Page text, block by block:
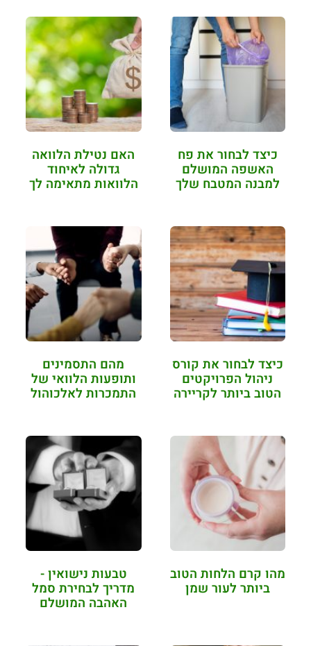
כיצד לבחור את פח
האשפה המושלם
למבנה המטבח שלך
האם נטילת הלוואה
גדולה לאיחוד
הלוואות מתאימה לך
כיצד לבחור את קורס
ניהול הפרויקטים
הטוב ביותר לקריירה
מהם התסמינים
ותופעות הלוואי של
התמכרות לאלכוהול
מהו קרם הלחות הטוב
ביותר לעור שמן
טבעות נישואין -
מדריך לבחירת סמל
האהבה המושלם